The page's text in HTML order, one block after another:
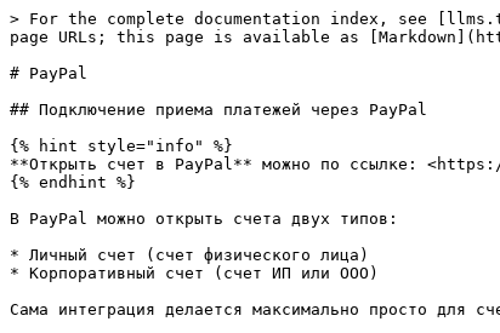
> For the complete documentation index, see
page URLs; this page is available as
# PayPal
## Подключение приема платежей через PayPal
{% hint style="info" %}
**Открыть счет в PayPal** можно по ссылке:
{% endhint %}
В PayPal можно открыть счета двух типов:
* Личный счет (счет физического лица)
* Корпоративный счет (счет ИП или ООО)
Сама интеграция делается максимально просто для